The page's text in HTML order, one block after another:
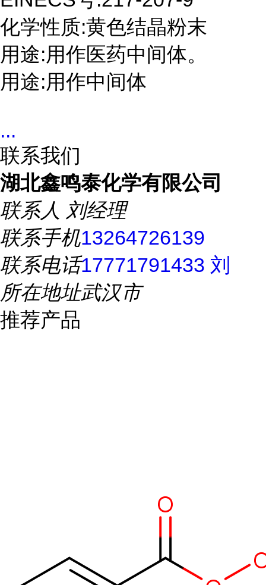
化学性质:黄色结晶粉末
用途:用作医药中间体。
用途:用作中间体
...
联系我们
湖北鑫鸣泰化学有限公司
联系人 刘经理
联系手机13264726139
联系电话17771791433 刘
所在地址武汉市
推荐产品